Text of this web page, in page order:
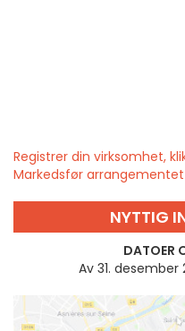
Registrer din virksomhet,
Markedsfør
NYTTIG
DATOER
Av 31. desember